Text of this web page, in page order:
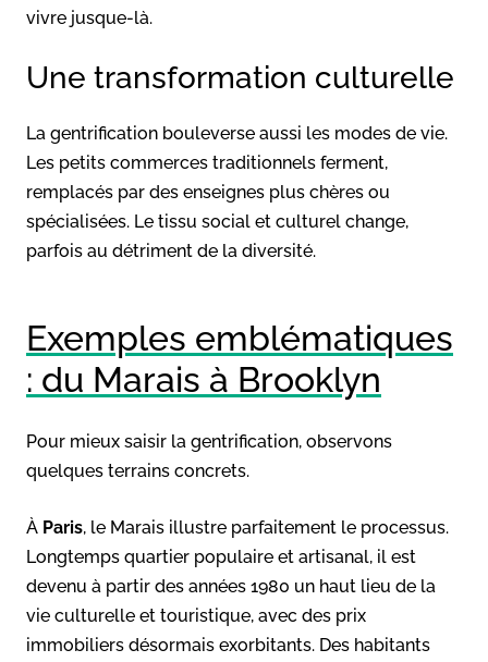
vivre jusque-là.
Une transformation culturelle
La gentrification bouleverse aussi les modes de vie.
Les petits commerces traditionnels ferment,
remplacés par des enseignes plus chères ou
spécialisées. Le tissu social et culturel change,
parfois au détriment de la diversité.
Exemples emblématiques
: du Marais à Brooklyn
Pour mieux saisir la gentrification, observons
quelques terrains concrets.
À Paris, le Marais illustre parfaitement le processus.
Longtemps quartier populaire et artisanal, il est
devenu à partir des années 1980 un haut lieu de la
vie culturelle et touristique, avec des prix
immobiliers désormais exorbitants. Des habitants